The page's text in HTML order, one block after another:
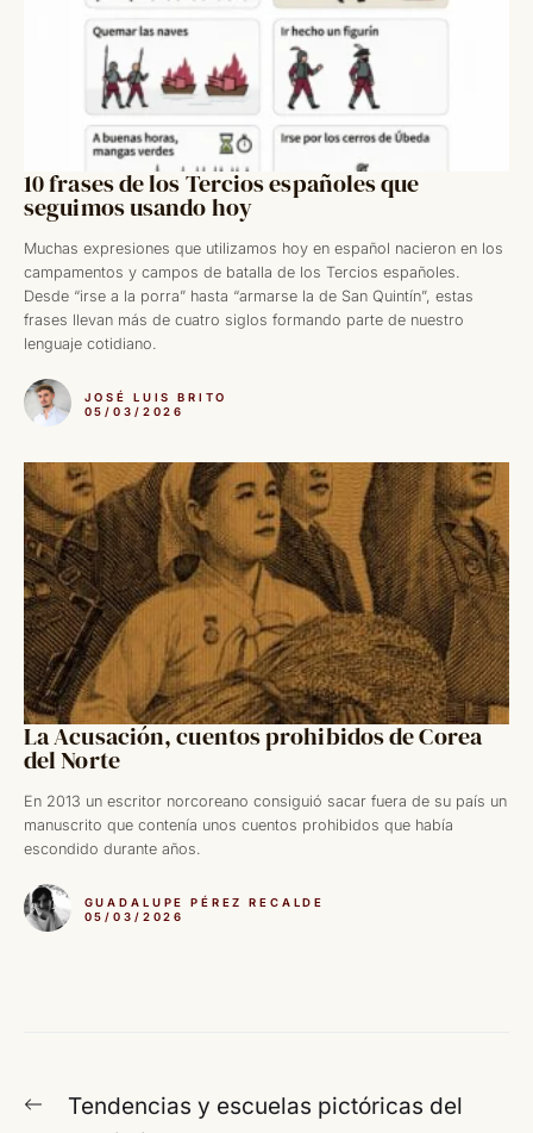
10 frases de los Tercios españoles que
seguimos usando hoy
Muchas expresiones que utilizamos hoy en español nacieron en los
campamentos y campos de batalla de los Tercios españoles.
Desde “irse a la porra” hasta “armarse la de San Quintín”, estas
frases llevan más de cuatro siglos formando parte de nuestro
lenguaje cotidiano.
JOSÉ LUIS BRITO
05/03/2026
La Acusación, cuentos prohibidos de Corea
del Norte
En 2013 un escritor norcoreano consiguió sacar fuera de su país un
manuscrito que contenía unos cuentos prohibidos que había
escondido durante años.
GUADALUPE PÉREZ RECALDE
05/03/2026
Navegación
EntradaTendencias y escuelas pictóricas del